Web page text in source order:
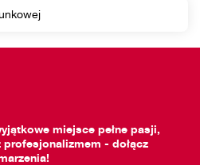
miejsce pełne pasji,
profesjonalizmem - dołącz